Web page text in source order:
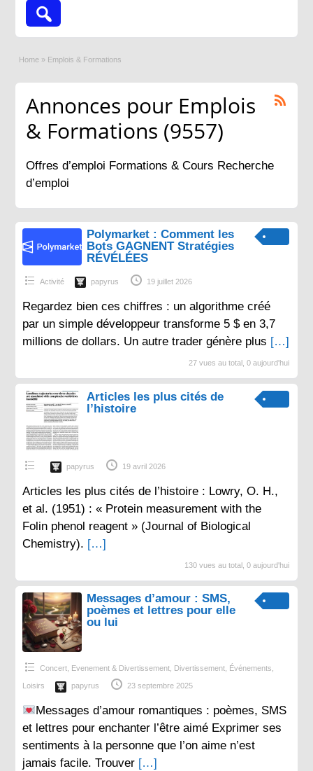
Home » Emplois & Formations
Annonces pour Emplois
& Formations (9557)
Offres d’emploi Formations & Cours Recherche
d’emploi
Polymarket : Comment les
Bots GAGNENT Stratégies
RÉVÉLÉES
Activité papyrus 19 juillet 2026
Regardez bien ces chiffres : un algorithme créé
par un simple développeur transforme 5 $ en 3,7
millions de dollars. Un autre trader génère plus […]
27 vues au total, 0 aujourd'hui
Articles les plus cités de
l’histoire
papyrus 19 avril 2026
Articles les plus cités de l’histoire : Lowry, O. H.,
et al. (1951) : « Protein measurement with the
Folin phenol reagent » (Journal of Biological
Chemistry). […]
130 vues au total, 0 aujourd'hui
Messages d’amour : SMS,
poèmes et lettres pour elle
ou lui
Concert, Evenement & Divertissement, Divertissement, Événements,
Loisirs papyrus 23 septembre 2025
Messages d’amour romantiques : poèmes, SMS
et lettres pour enchanter l’être aimé Exprimer ses
sentiments à la personne que l’on aime n’est
jamais facile. Trouver […]